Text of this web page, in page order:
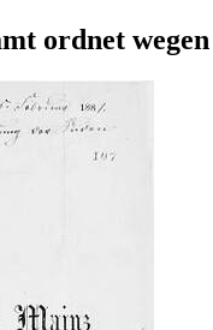
ordnet